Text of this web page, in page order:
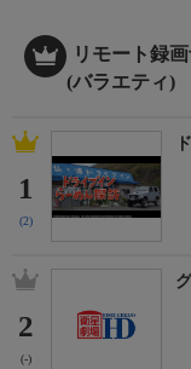
リモート録
(バラエティ)
1
(2)
2
(-)